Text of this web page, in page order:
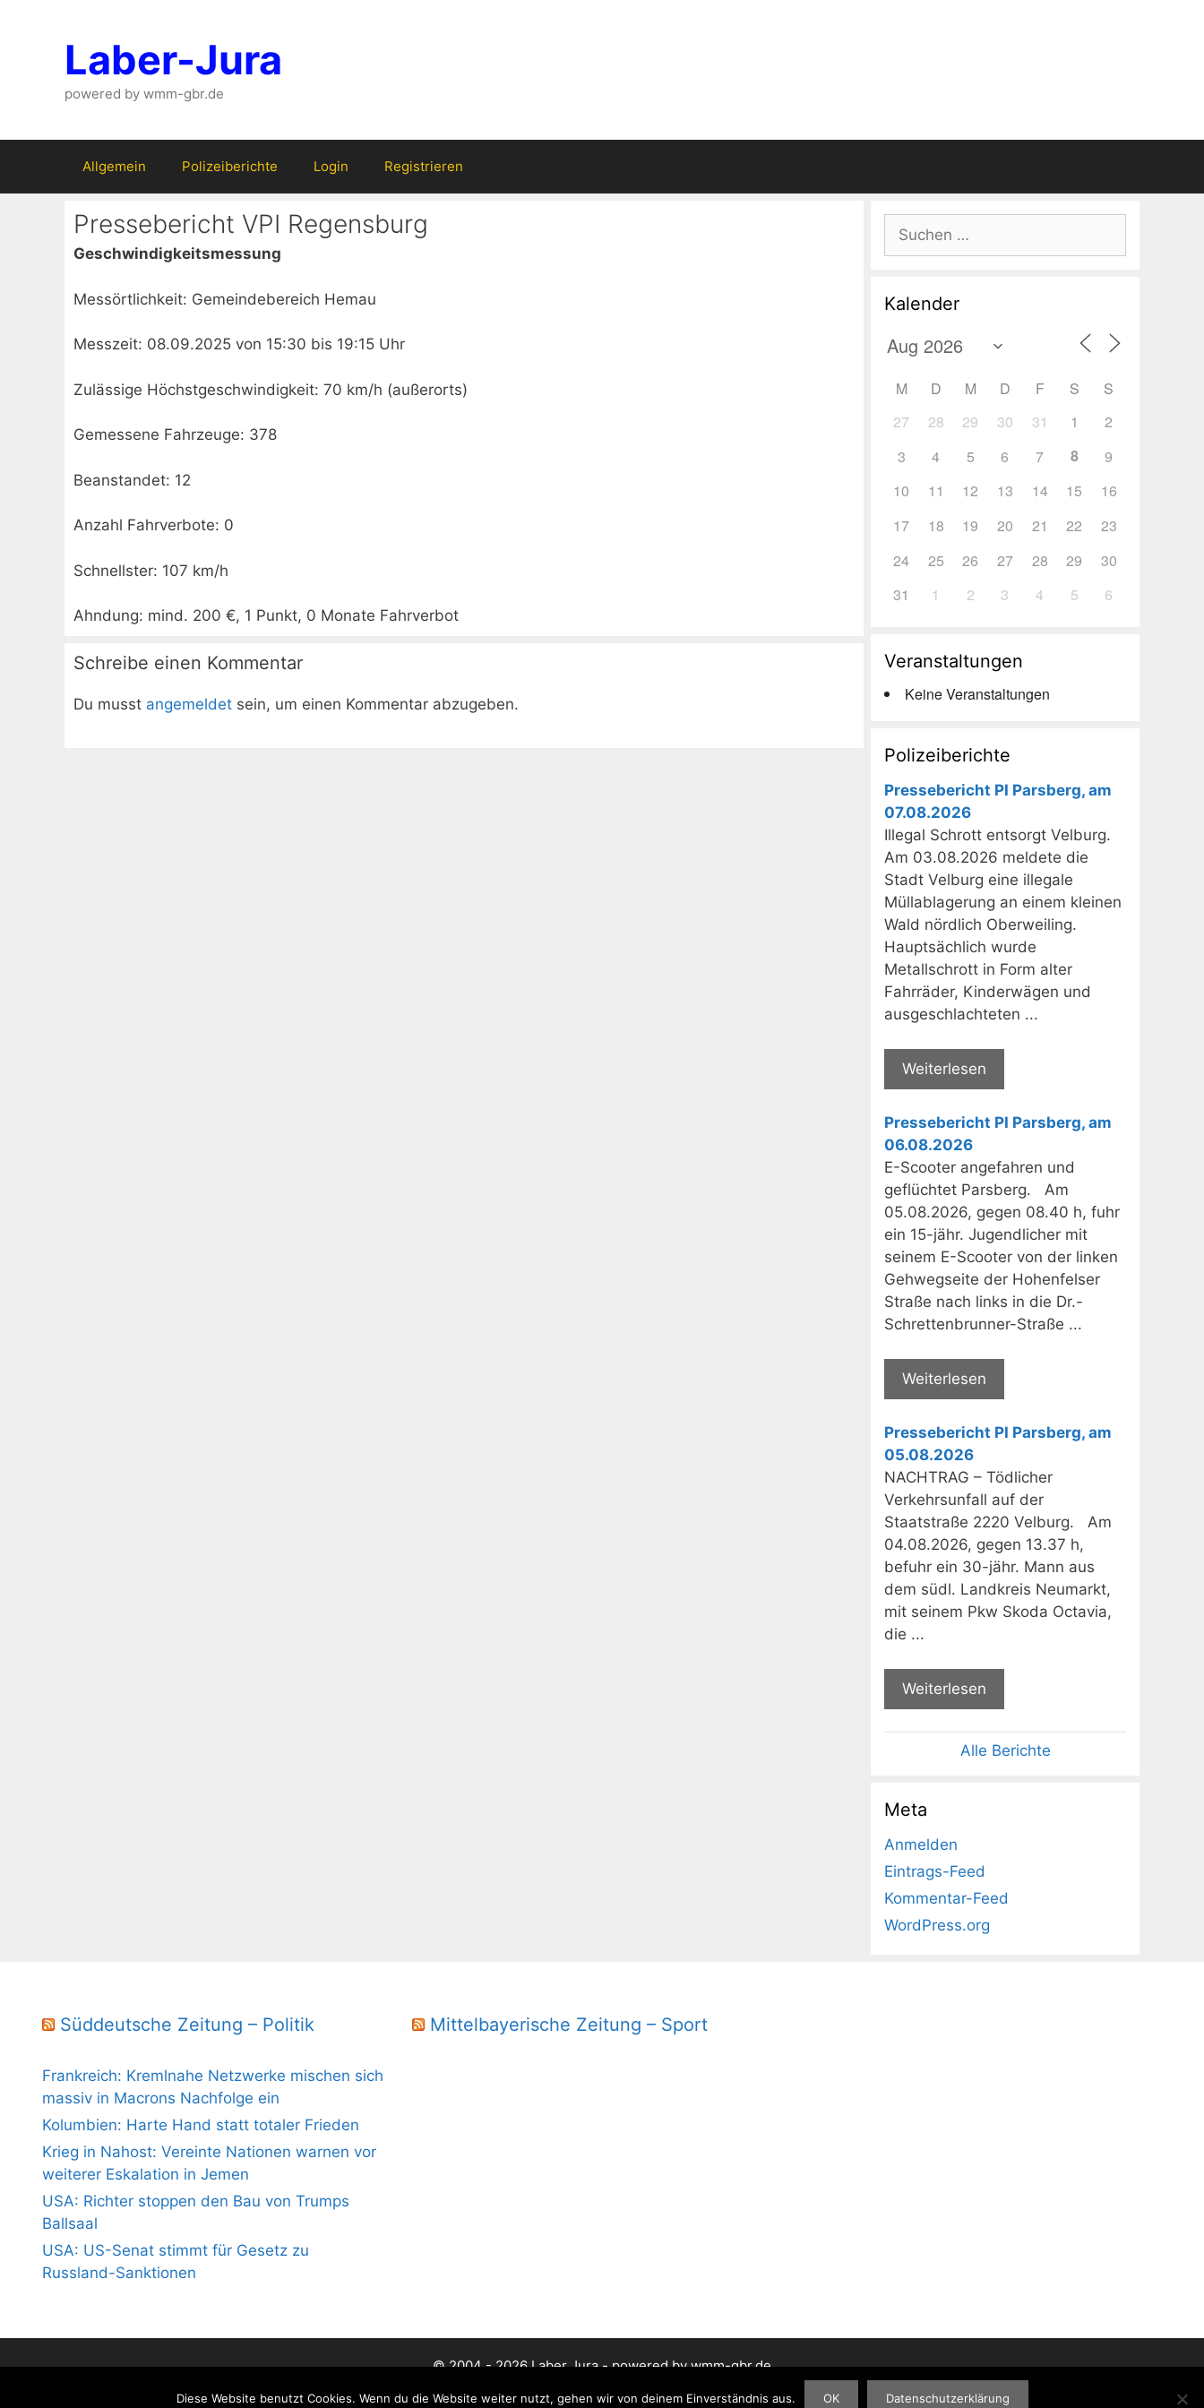
Laber-Jura
powered by wmm-gbr.de
Allgemein Polizeiberichte Login Registrieren
Pressebericht VPI Regensburg
Geschwindigkeitsmessung
Messörtlichkeit: Gemeindebereich Hemau
Messzeit: 08.09.2025 von 15:30 bis 19:15 Uhr
Zulässige Höchstgeschwindigkeit: 70 km/h (außerorts)
Gemessene Fahrzeuge: 378
Beanstandet: 12
Anzahl Fahrverbote: 0
Schnellster: 107 km/h
Ahndung: mind. 200 €, 1 Punkt, 0 Monate Fahrverbot
Schreibe einen Kommentar
Du musst angemeldet sein, um einen Kommentar abzugeben.
Suchen
nach:
Kalender
M D M D F S
S
27
28 29 30 31 1
2
3
4 5 6 7 8
9
10
11 12 13 14 15
16
17
18 19 20 21 22
23
24
25 26 27 28 29
30
31
1 2 3 4 5 6
Veranstaltungen
Keine Veranstaltungen
Polizeiberichte
Pressebericht PI Parsberg, am
07.08.2026
Illegal Schrott entsorgt Velburg.
Am 03.08.2026 meldete die
Stadt Velburg eine illegale
Müllablagerung an einem kleinen
Wald nördlich Oberweiling.
Hauptsächlich wurde
Metallschrott in Form alter
Fahrräder, Kinderwägen und
ausgeschlachteten ...
Weiterlesen
Pressebericht PI Parsberg, am
06.08.2026
E-Scooter angefahren und
geflüchtet Parsberg. Am
05.08.2026, gegen 08.40 h, fuhr
ein 15-jähr. Jugendlicher mit
seinem E-Scooter von der linken
Gehwegseite der Hohenfelser
Straße nach links in die Dr.-
Schrettenbrunner-Straße ...
Weiterlesen
Pressebericht PI Parsberg, am
05.08.2026
NACHTRAG – Tödlicher
Verkehrsunfall auf der
Staatstraße 2220 Velburg. Am
04.08.2026, gegen 13.37 h,
befuhr ein 30-jähr. Mann aus
dem südl. Landkreis Neumarkt,
mit seinem Pkw Skoda Octavia,
die ...
Weiterlesen
Alle Berichte
Meta
Anmelden
Eintrags-Feed
Kommentar-Feed
WordPress.org
Süddeutsche Zeitung – Politik
Frankreich: Kremlnahe Netzwerke mischen sich
massiv in Macrons Nachfolge ein
Kolumbien: Harte Hand statt totaler Frieden
Krieg in Nahost: Vereinte Nationen warnen vor
weiterer Eskalation in Jemen
USA: Richter stoppen den Bau von Trumps
Ballsaal
USA: US-Senat stimmt für Gesetz zu
Russland-Sanktionen
Mittelbayerische Zeitung – Sport
© 2004 - 2026 Laber Jura - powered by wmm-gbr.de
Diese Website benutzt Cookies. Wenn du die Website weiter nutzt, gehen wir von deinem Einverständnis aus. OK Datenschutzerklärung